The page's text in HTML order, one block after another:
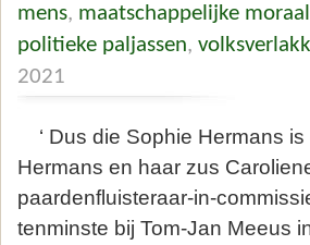
mens, maatschappelijke moraal
politieke paljassen,
2021
‘ Dus die Sophie Hermans
Hermans en haar zus
paardenfluisteraar-in-
tenminste bij Tom-Jan Meeus